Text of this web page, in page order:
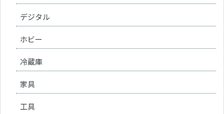
デジタル
ホビー
冷蔵庫
家具
工具